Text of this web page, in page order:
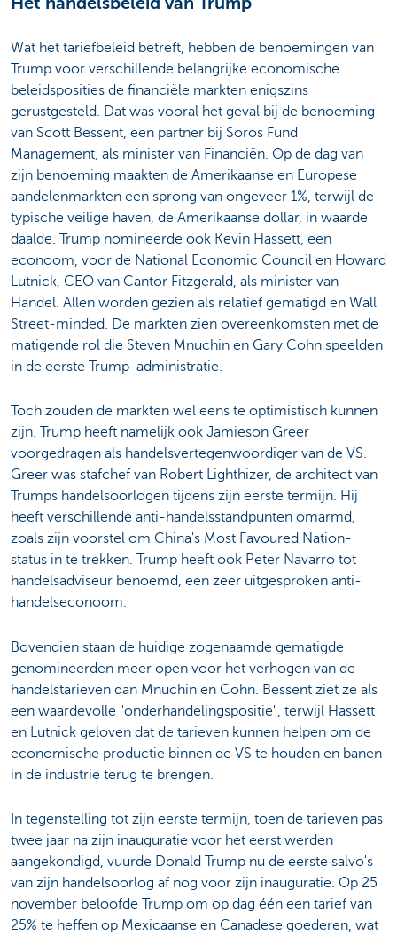
Wat het tariefbeleid betreft, hebben de benoemingen van
Trump voor verschillende belangrijke economische
beleidsposities de financiële markten enigszins
gerustgesteld. Dat was vooral het geval bij de benoeming
van Scott Bessent, een partner bij Soros Fund
Management, als minister van Financiën. Op de dag van
zijn benoeming maakten de Amerikaanse en Europese
aandelenmarkten een sprong van ongeveer 1%, terwijl de
typische veilige haven, de Amerikaanse dollar, in waarde
daalde. Trump nomineerde ook Kevin Hassett, een
econoom, voor de National Economic Council en Howard
Lutnick, CEO van Cantor Fitzgerald, als minister van
Handel. Allen worden gezien als relatief gematigd en Wall
Street-minded. De markten zien overeenkomsten met de
matigende rol die Steven Mnuchin en Gary Cohn speelden
in de eerste Trump-administratie.
Toch zouden de markten wel eens te optimistisch kunnen
zijn. Trump heeft namelijk ook Jamieson Greer
voorgedragen als handelsvertegenwoordiger van de VS.
Greer was stafchef van Robert Lighthizer, de architect van
Trumps handelsoorlogen tijdens zijn eerste termijn. Hij
heeft verschillende anti-handelsstandpunten omarmd,
zoals zijn voorstel om China's Most Favoured Nation-
status in te trekken. Trump heeft ook Peter Navarro tot
handelsadviseur benoemd, een zeer uitgesproken anti-
handelseconoom.
Bovendien staan de huidige zogenaamde gematigde
genomineerden meer open voor het verhogen van de
handelstarieven dan Mnuchin en Cohn. Bessent ziet ze als
een waardevolle "onderhandelingspositie", terwijl Hassett
en Lutnick geloven dat de tarieven kunnen helpen om de
economische productie binnen de VS te houden en banen
in de industrie terug te brengen.
In tegenstelling tot zijn eerste termijn, toen de tarieven pas
twee jaar na zijn inauguratie voor het eerst werden
aangekondigd, vuurde Donald Trump nu de eerste salvo's
van zijn handelsoorlog af nog voor zijn inauguratie. Op 25
november beloofde Trump om op dag één een tarief van
25% te heffen op Mexicaanse en Canadese goederen, wat